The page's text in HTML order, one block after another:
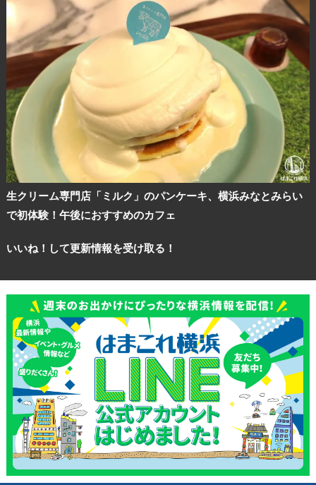
生クリーム専門店「ミルク」のパンケーキ、横浜みなとみらい
で初体験！午後におすすめのカフェ
いいね！して更新情報を受け取る！
観光ガイド
ランキング
ブログ記事
サイトについて